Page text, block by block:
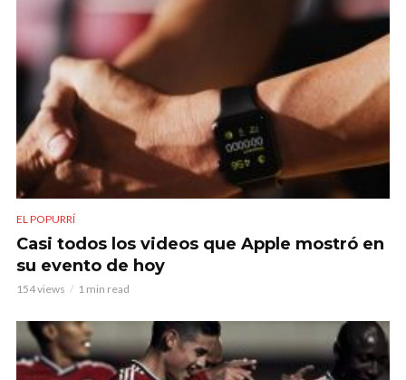
EL POPURRÍ
Casi todos los videos que Apple mostró en
su evento de hoy
154 views 1 min read